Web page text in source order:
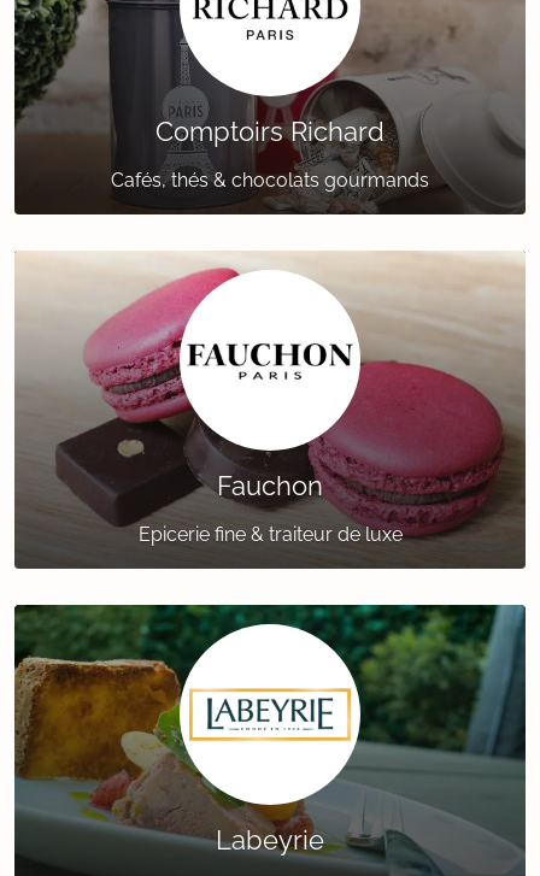
Comptoirs Richard
Cafés, thés & chocolats gourmands
Fauchon
Epicerie fine & traiteur de luxe
Labeyrie